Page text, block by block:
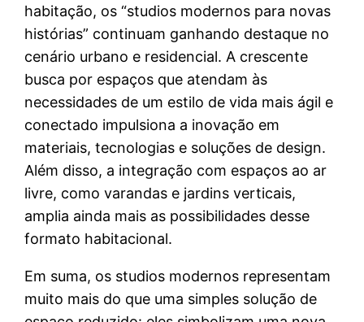
habitação, os “studios modernos para novas
histórias” continuam ganhando destaque no
cenário urbano e residencial. A crescente
busca por espaços que atendam às
necessidades de um estilo de vida mais ágil e
conectado impulsiona a inovação em
materiais, tecnologias e soluções de design.
Além disso, a integração com espaços ao ar
livre, como varandas e jardins verticais,
amplia ainda mais as possibilidades desse
formato habitacional.
Em suma, os studios modernos representam
muito mais do que uma simples solução de